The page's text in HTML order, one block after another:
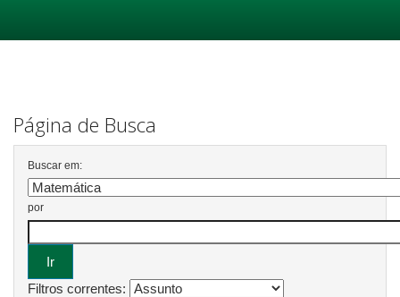
Página de Busca
Buscar em:
por
Filtros correntes: